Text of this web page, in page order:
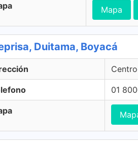
Mapa
Duitama, Boyacá
01